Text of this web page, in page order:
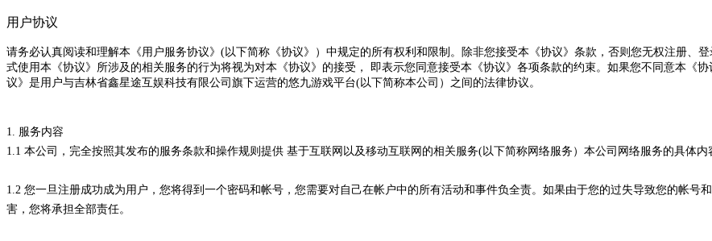
用户协议
请务必认真阅读和理解本《用户服务协议》(以下简称《协议》）中规定的所有权利和限制。除非您接受本《协议》条款，否则您无权注册、
式使用本《协议》所涉及的相关服务的行为将视为对本《协议》的接受， 即表示您同意接受本《协议》各项条款的约束。如果您不同意本《
议》是用户与吉林省鑫星途互娱科技有限公司旗下运营的悠九游戏平台(以下简称本公司）之间的法律协议。
1. 服务内容
1.1 本公司，完全按照其发布的服务条款和操作规则提供 基于互联网以及移动互联网的相关服务(以下简称网络服务）本公司网络服务的具体
1.2 您一旦注册成功成为用户，您将得到一个密码和帐号，您需要对自己在帐户中的所有活动和事件负全责。如果由于您的过失导致您的帐号
害，您将承担全部责任。